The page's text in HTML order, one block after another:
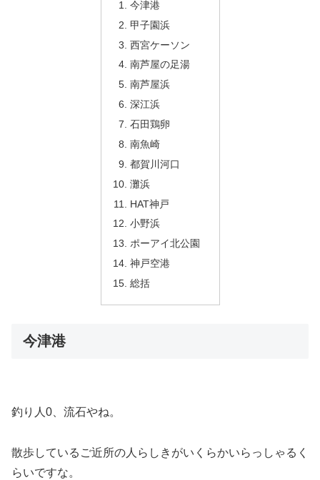
今津港
甲子園浜
西宮ケーソン
南芦屋の足湯
南芦屋浜
深江浜
石田鶏卵
南魚崎
都賀川河口
灘浜
HAT神戸
小野浜
ポーアイ北公園
神戸空港
総括
今津港
釣り人0、流石やね。
散歩しているご近所の人らしきがいくらかいらっしゃるく
らいですな。